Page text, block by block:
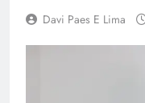
Davi Paes E Lima